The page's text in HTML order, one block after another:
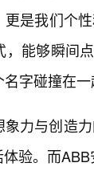
是我们个
能够瞬间
字碰撞在
力与创造
体验。而